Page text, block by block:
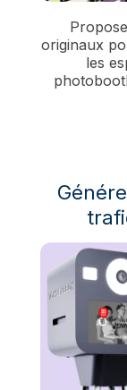
originaux
les